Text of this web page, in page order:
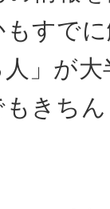
すで
」が
きち